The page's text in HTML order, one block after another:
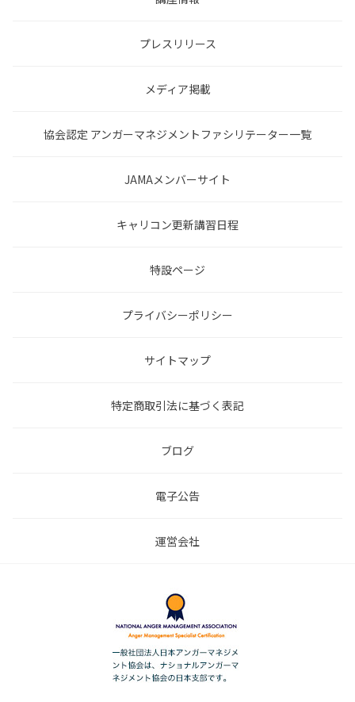
プレスリリース
メディア掲載
協会認定 アンガーマネジメントファシリテーター一覧
JAMAメンバーサイト
キャリコン更新講習日程
特設ページ
プライバシーポリシー
サイトマップ
特定商取引法に基づく表記
ブログ
電子公告
運営会社